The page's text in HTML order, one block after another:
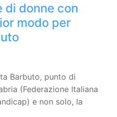
di donne con
modo per
Barbuto, punto di
(Federazione Italiana
e non solo, la